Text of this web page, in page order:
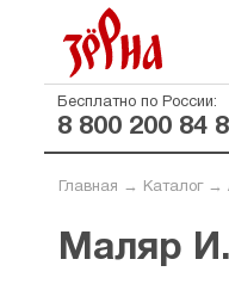
Бесплатно по России:
8 800 200 84
Главная → Каталог→
Маляр И.